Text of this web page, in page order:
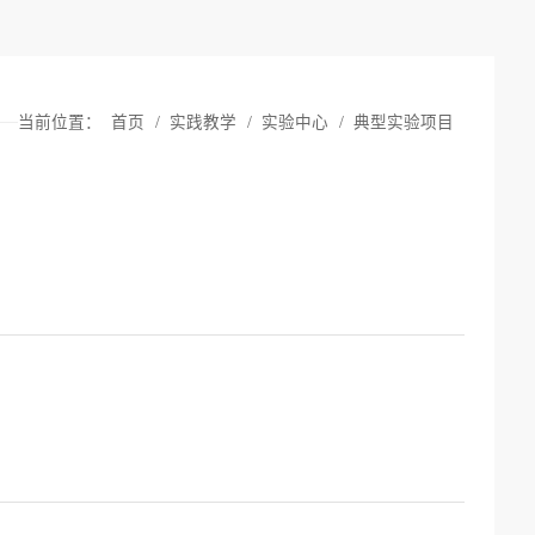
当前位置： 首页 / 实践教学 / 实验中心 / 典型实验项目